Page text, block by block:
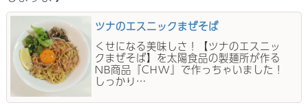
ツナのエスニックまぜそば
くせになる美味しさ！【ツナのエスニッ
クまぜそば】を太陽食品の製麺所が作る
NB商品『CHW』で作っちゃいました！
しっかり…